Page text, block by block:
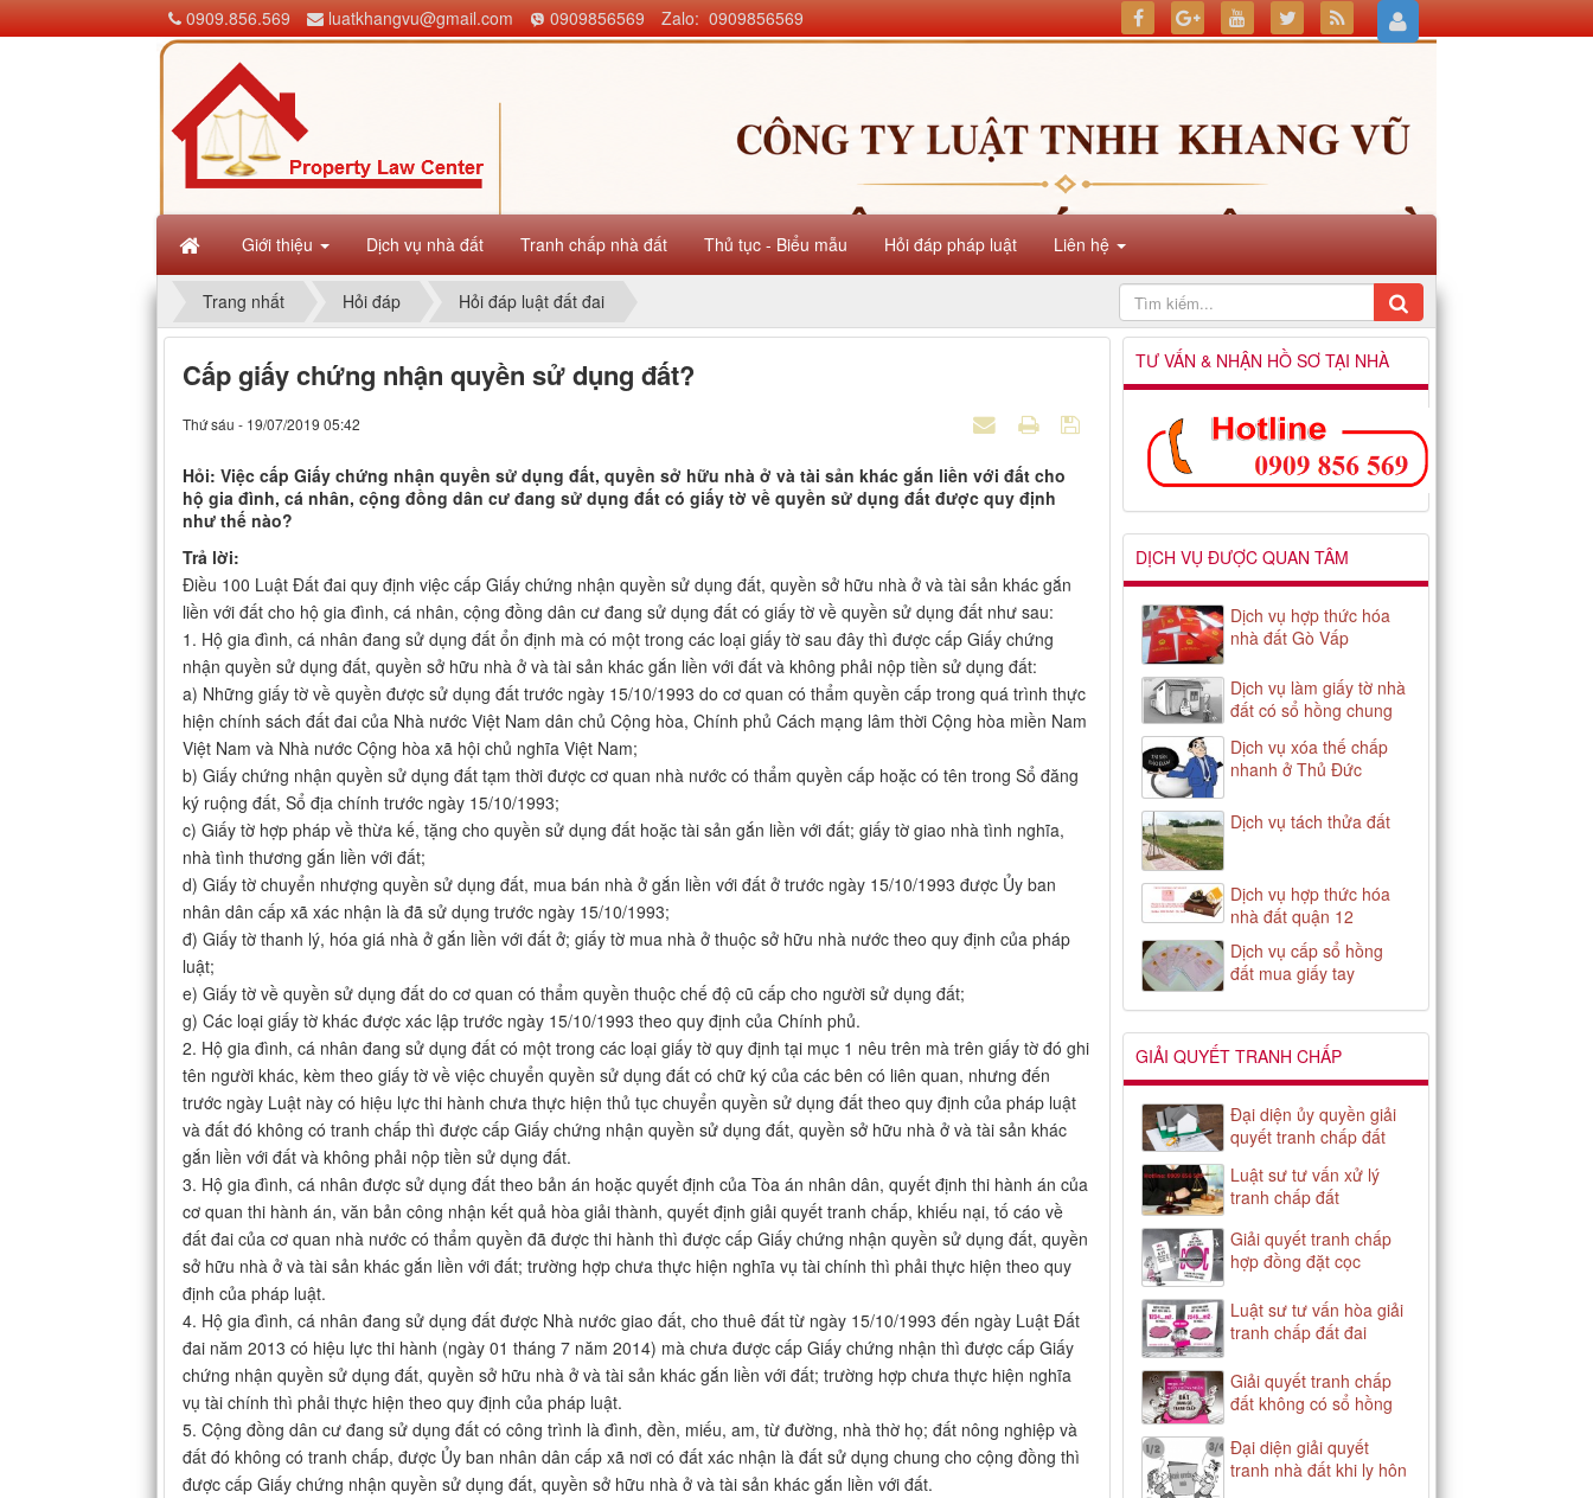
Giới thiệu Dịch vụ nhà đất Tranh chấp nhà đất Thủ tục - Biểu mẫu Hỏi đáp pháp luật Liên hệ
0909.856.569 luatkhangvu@gmail.com 0909856569 Zalo: 0909856569
Trang nhất Hỏi đáp Hỏi đáp luật đất đai
Cấp giấy chứng nhận quyền sử dụng đất?
Thứ sáu - 19/07/2019 05:42
Hỏi: Việc cấp Giấy chứng nhận quyền sử dụng đất, quyền sở hữu nhà ở và tài sản khác gắn liền với đất cho
hộ gia đình, cá nhân, cộng đồng dân cư đang sử dụng đất có giấy tờ về quyền sử dụng đất được quy định
như thế nào?
Trả lời:
Điều 100 Luật Đất đai quy định việc cấp Giấy chứng nhận quyền sử dụng đất, quyền sở hữu nhà ở và tài sản khác gắn
liền với đất cho hộ gia đình, cá nhân, cộng đồng dân cư đang sử dụng đất có giấy tờ về quyền sử dụng đất như sau:
1. Hộ gia đình, cá nhân đang sử dụng đất ổn định mà có một trong các loại giấy tờ sau đây thì được cấp Giấy chứng
nhận quyền sử dụng đất, quyền sở hữu nhà ở và tài sản khác gắn liền với đất và không phải nộp tiền sử dụng đất:
a) Những giấy tờ về quyền được sử dụng đất trước ngày 15/10/1993 do cơ quan có thẩm quyền cấp trong quá trình thực
hiện chính sách đất đai của Nhà nước Việt Nam dân chủ Cộng hòa, Chính phủ Cách mạng lâm thời Cộng hòa miền Nam
Việt Nam và Nhà nước Cộng hòa xã hội chủ nghĩa Việt Nam;
b) Giấy chứng nhận quyền sử dụng đất tạm thời được cơ quan nhà nước có thẩm quyền cấp hoặc có tên trong Sổ đăng
ký ruộng đất, Sổ địa chính trước ngày 15/10/1993;
c) Giấy tờ hợp pháp về thừa kế, tặng cho quyền sử dụng đất hoặc tài sản gắn liền với đất; giấy tờ giao nhà tình nghĩa,
nhà tình thương gắn liền với đất;
d) Giấy tờ chuyển nhượng quyền sử dụng đất, mua bán nhà ở gắn liền với đất ở trước ngày 15/10/1993 được Ủy ban
nhân dân cấp xã xác nhận là đã sử dụng trước ngày 15/10/1993;
đ) Giấy tờ thanh lý, hóa giá nhà ở gắn liền với đất ở; giấy tờ mua nhà ở thuộc sở hữu nhà nước theo quy định của pháp
luật;
e) Giấy tờ về quyền sử dụng đất do cơ quan có thẩm quyền thuộc chế độ cũ cấp cho người sử dụng đất;
g) Các loại giấy tờ khác được xác lập trước ngày 15/10/1993 theo quy định của Chính phủ.
2. Hộ gia đình, cá nhân đang sử dụng đất có một trong các loại giấy tờ quy định tại mục 1 nêu trên mà trên giấy tờ đó ghi
tên người khác, kèm theo giấy tờ về việc chuyển quyền sử dụng đất có chữ ký của các bên có liên quan, nhưng đến
trước ngày Luật này có hiệu lực thi hành chưa thực hiện thủ tục chuyển quyền sử dụng đất theo quy định của pháp luật
và đất đó không có tranh chấp thì được cấp Giấy chứng nhận quyền sử dụng đất, quyền sở hữu nhà ở và tài sản khác
gắn liền với đất và không phải nộp tiền sử dụng đất.
3. Hộ gia đình, cá nhân được sử dụng đất theo bản án hoặc quyết định của Tòa án nhân dân, quyết định thi hành án của
cơ quan thi hành án, văn bản công nhận kết quả hòa giải thành, quyết định giải quyết tranh chấp, khiếu nại, tố cáo về
đất đai của cơ quan nhà nước có thẩm quyền đã được thi hành thì được cấp Giấy chứng nhận quyền sử dụng đất, quyền
sở hữu nhà ở và tài sản khác gắn liền với đất; trường hợp chưa thực hiện nghĩa vụ tài chính thì phải thực hiện theo quy
định của pháp luật.
4. Hộ gia đình, cá nhân đang sử dụng đất được Nhà nước giao đất, cho thuê đất từ ngày 15/10/1993 đến ngày Luật Đất
đai năm 2013 có hiệu lực thi hành (ngày 01 tháng 7 năm 2014) mà chưa được cấp Giấy chứng nhận thì được cấp Giấy
chứng nhận quyền sử dụng đất, quyền sở hữu nhà ở và tài sản khác gắn liền với đất; trường hợp chưa thực hiện nghĩa
vụ tài chính thì phải thực hiện theo quy định của pháp luật.
5. Cộng đồng dân cư đang sử dụng đất có công trình là đình, đền, miếu, am, từ đường, nhà thờ họ; đất nông nghiệp và
đất đó không có tranh chấp, được Ủy ban nhân dân cấp xã nơi có đất xác nhận là đất sử dụng chung cho cộng đồng thì
được cấp Giấy chứng nhận quyền sử dụng đất, quyền sở hữu nhà ở và tài sản khác gắn liền với đất.
TƯ VẤN & NHẬN HỒ SƠ TẠI NHÀ
DỊCH VỤ ĐƯỢC QUAN TÂM
Dịch vụ hợp thức hóa
nhà đất Gò Vấp
Dịch vụ làm giấy tờ nhà
đất có sổ hồng chung
Dịch vụ xóa thế chấp
nhanh ở Thủ Đức
Dịch vụ tách thửa đất
Dịch vụ hợp thức hóa
nhà đất quận 12
Dịch vụ cấp sổ hồng
đất mua giấy tay
GIẢI QUYẾT TRANH CHẤP
Đại diện ủy quyền giải
quyết tranh chấp đất
Luật sư tư vấn xử lý
tranh chấp đất
Giải quyết tranh chấp
hợp đồng đặt cọc
Luật sư tư vấn hòa giải
tranh chấp đất đai
Giải quyết tranh chấp
đất không có sổ hồng
Đại diện giải quyết
tranh nhà đất khi ly hôn